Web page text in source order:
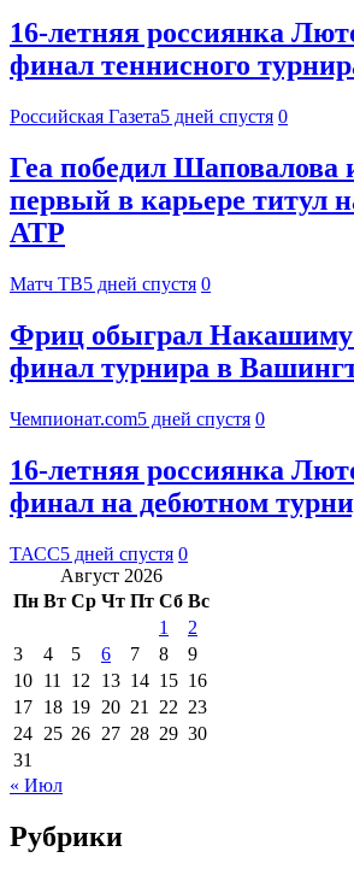
16-летняя россиянка
финал теннисного
Российская Газета5 дней спустя 0
Геа победил Шаповалова
первый в карьере титул
АТР
Матч ТВ5 дней спустя 0
Фриц обыграл
финал турнира в
Чемпионат.com5 дней спустя 0
16-летняя россиянка
финал на дебютном
ТАСС5 дней спустя 0
Август 2026
Пн Вт Ср Чт Пт Сб Вс
1
2
3
4 5 6 7 8
9
10 11 12 13 14 15 16
17 18 19 20 21 22 23
24 25 26 27 28 29 30
31
« Июл
Рубрики